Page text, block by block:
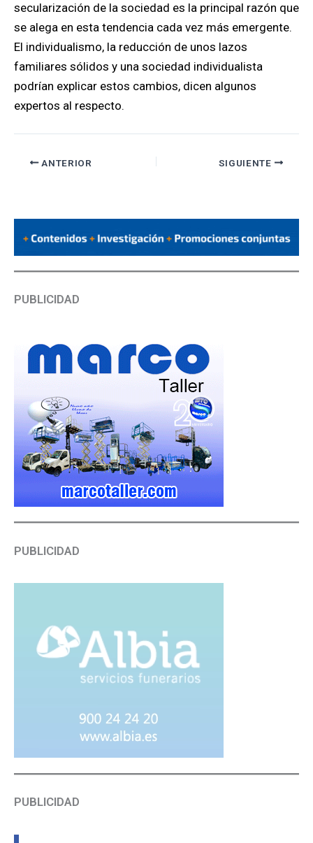
secularización de la sociedad es la principal razón que
se alega en esta tendencia cada vez más emergente.
El individualismo, la reducción de unos lazos
familiares sólidos y una sociedad individualista
podrían explicar estos cambios, dicen algunos
expertos al respecto.
ANTERIOR SIGUIENTE
PUBLICIDAD
PUBLICIDAD
PUBLICIDAD